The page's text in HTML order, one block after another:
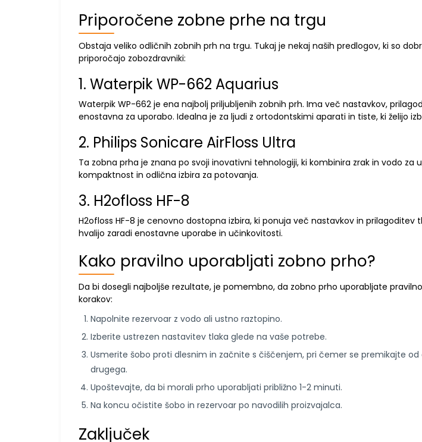
Priporočene zobne prhe na trgu
Obstaja veliko odličnih zobnih prh na trgu. Tukaj je nekaj naših predlogov, ki so
priporočajo zobozdravniki:
1. Waterpik WP-662 Aquarius
Waterpik WP-662 je ena najbolj priljubljenih zobnih prh. Ima več nastavkov,
enostavna za uporabo. Idealna je za ljudi z ortodontskimi aparati in tiste, ki želijo
2. Philips Sonicare AirFloss Ultra
Ta zobna prha je znana po svoji inovativni tehnologiji, ki kombinira zrak in vodo za
kompaktnost in odlična izbira za potovanja.
3. H2ofloss HF-8
H2ofloss HF-8 je cenovno dostopna izbira, ki ponuja več nastavkov in prilagoditev
hvalijo zaradi enostavne uporabe in učinkovitosti.
Kako pravilno uporabljati zobno prho?
Da bi dosegli najboljše rezultate, je pomembno, da zobno prho uporabljate
korakov:
Napolnite rezervoar z vodo ali ustno raztopino.
Izberite ustrezen nastavitev tlaka glede na vaše potrebe.
Usmerite šobo proti dlesnim in začnite s čiščenjem, pri čemer se premikajte od
drugega.
Upoštevajte, da bi morali prho uporabljati približno 1-2 minuti.
Na koncu očistite šobo in rezervoar po navodilih proizvajalca.
Zaključek